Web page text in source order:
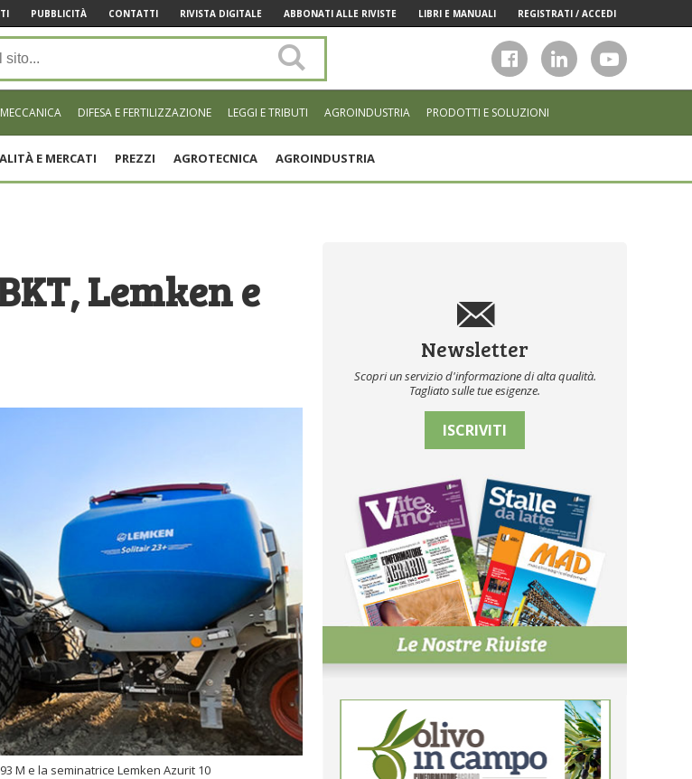
PUBBLICITÀ CONTATTI RIVISTA DIGITALE ABBONATI ALLE RIVISTE LIBRI E MANUALI REGISTRATI / ACCEDI
sito
MECCANICA DIFESA E FERTILIZZAZIONE LEGGI E TRIBUTI AGROINDUSTRIA PRODOTTI E SOLUZIONI
E MERCATI PREZZI AGROTECNICA AGROINDUSTRIA
Lemken e
M e la seminatrice Lemken Azurit 10
Newsletter
Scopri un servizio d'informazione di alta qualità.
Tagliato sulle tue esigenze.
ISCRIVITI